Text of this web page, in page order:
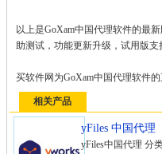
以上是GoXam中国代理软件的最
助测试，功能更新升级，试用版
买软件网为GoXam中国代理软件
相关产品
yFiles 中国代理
yFiles中国代理 分